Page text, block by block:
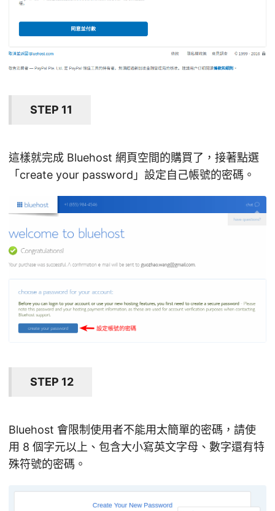
STEP 11
這樣就完成 Bluehost 網頁空間的購買了，接著點選
「create your password」設定自己帳號的密碼。
STEP 12
Bluehost 會限制使用者不能用太簡單的密碼，請使
用 8 個字元以上、包含大小寫英文字母、數字還有特
殊符號的密碼。